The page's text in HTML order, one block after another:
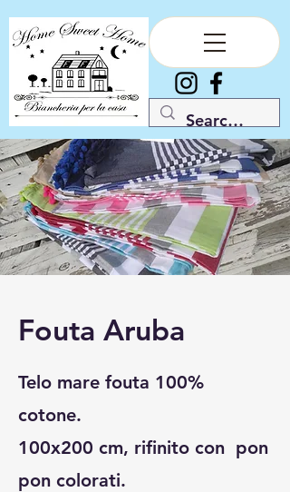
Fouta Aruba
Telo mare fouta 100%
cotone.
100x200 cm, rifinito con pon
pon colorati.